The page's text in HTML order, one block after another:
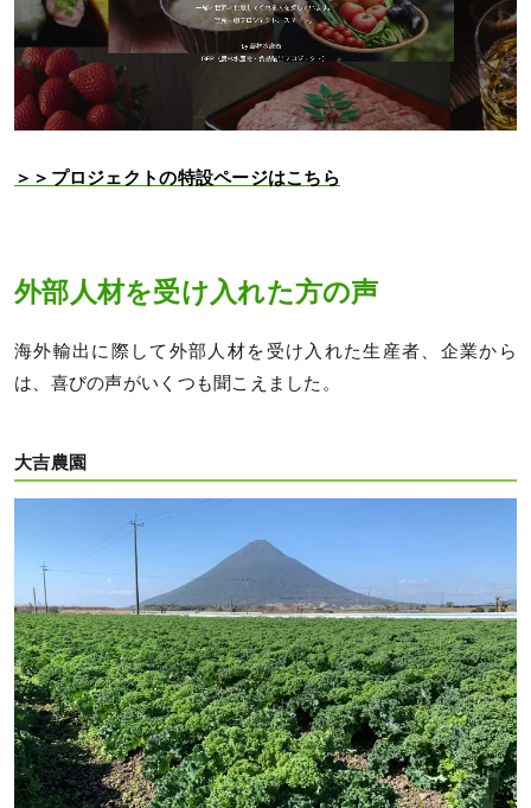
＞＞プロジェクトの特設ページはこちら
外部人材を受け入れた方の声
海外輸出に際して外部人材を受け入れた生産者、企業から
は、喜びの声がいくつも聞こえました。
大吉農園